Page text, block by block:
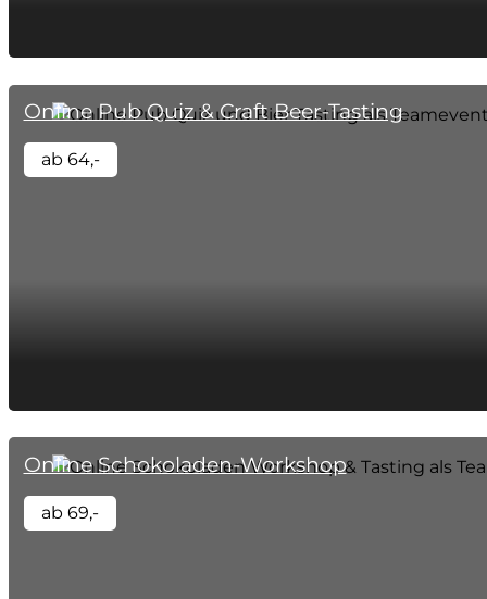
Online Pub Quiz & Craft Beer-Tasting
ab 64,-
Online Schokoladen-Workshop
ab 69,-